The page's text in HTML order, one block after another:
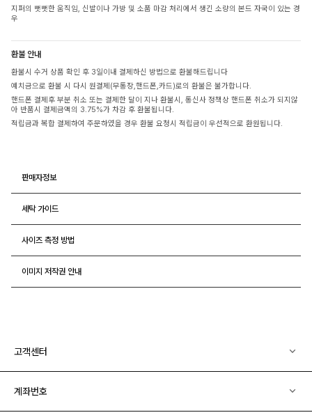
지퍼의 뻣뻣한 움직임, 신발이나 가방 및 소품 마감 처리에서 생긴 소량의 본드 자국이 있는 경
우
환불 안내
환불시 수거 상품 확인 후 3일이내 결제하신 방법으로 환불해드립니다
예치금으로 환불 시 다시 원결제(무통장,핸드폰,카드)로의 환불은 불가합니다.
핸드폰 결제후 부분 취소 또는 결제한 달이 지나 환불시, 통신사 정책상 핸드폰 취소가 되지않
아 반품시 결제금액의 3.75%가 차감 후 환불됩니다.
적립금과 복합 결제하여 주문하였을 경우 환불 요청시 적립금이 우선적으로 환원됩니다.
판매자정보
세탁 가이드
사이즈 측정 방법
이미지 저작권 안내
고객센터
계좌번호